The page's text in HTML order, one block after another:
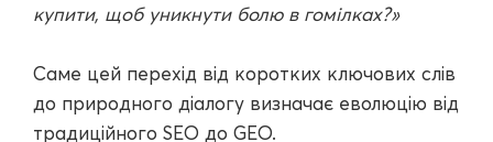
купити, щоб уникнути болю в гомілках?»
Саме цей перехід від коротких ключових слів
до природного діалогу визначає еволюцію від
традиційного SEO до GEO.